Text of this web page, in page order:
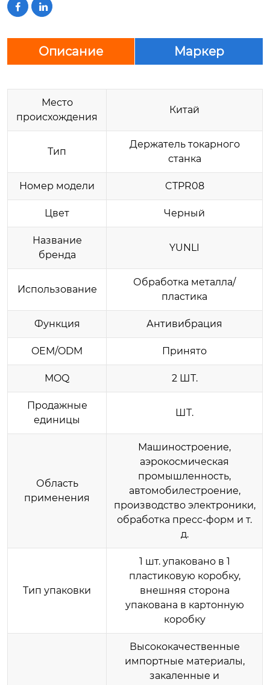
 
Описание Маркер
Место
происхождения
Китай
Тип
Держатель токарного
станка
Номер модели CTPR08
Цвет Черный
Название
бренда
YUNLI
Использование
Обработка металла/
пластика
Функция Антивибрация
OEM/ODM Принято
MOQ 2 ШТ.
Продажные
единицы
ШТ.
Область
применения
Машиностроение,
аэрокосмическая
промышленность,
автомобилестроение,
производство электроники,
обработка пресс-форм и т.
д.
Тип упаковки
1 шт. упаковано в 1
пластиковую коробку,
внешняя сторона
упакована в картонную
коробку
Высококачественные
импортные материалы,
закаленные и